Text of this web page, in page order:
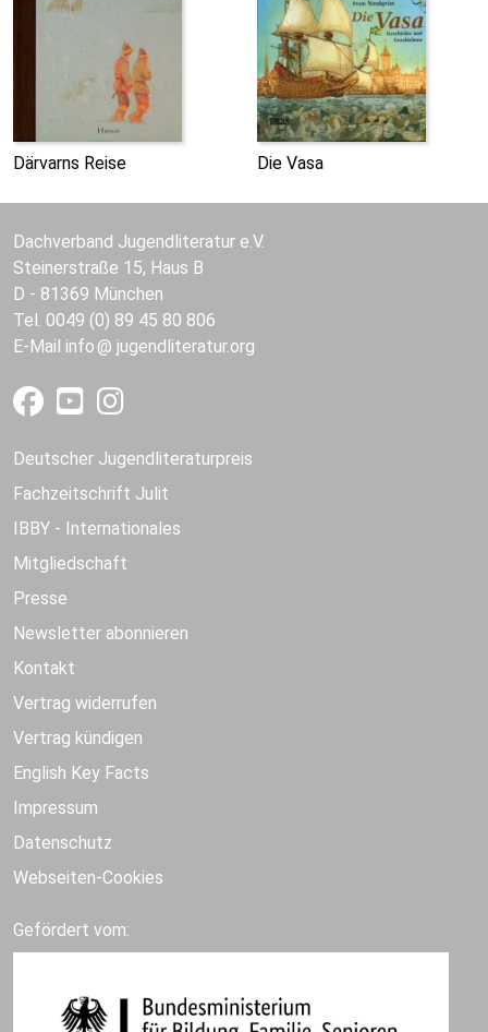
Därvarns Reise Die Vasa
Dachverband Jugendliteratur e.V.
Steinerstraße 15, Haus B
D - 81369 München
Tel. 0049 (0) 89 45 80 806
E-Mail info jugendliteratur.org
Deutscher Jugendliteraturpreis
Fachzeitschrift Julit
IBBY - Internationales
Mitgliedschaft
Presse
Newsletter abonnieren
Kontakt
Vertrag widerrufen
Vertrag kündigen
English Key Facts
Impressum
Datenschutz
Webseiten-Cookies
Gefördert vom: